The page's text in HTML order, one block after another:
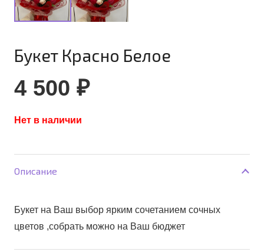
Букет Красно Белое
4 500 ₽
Нет в наличии
Описание
Букет на Ваш выбор ярким сочетанием сочных
цветов ,собрать можно на Ваш бюджет